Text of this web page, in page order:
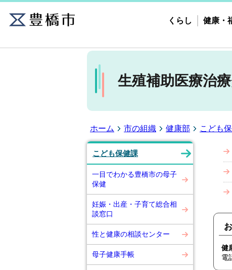
くらし 健康・
生殖補助医療治
ホーム 市の組織 健康部 こども
こども保健課
一目でわかる豊橋市の母子
保健
妊娠・出産・子育て総合相
談窓口
性と健康の相談センター
母子健康手帳
健
電